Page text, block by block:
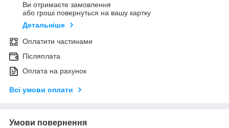
Ви отримаєте замовлення
або гроші повернуться на вашу картку
Детальніше
Оплатити частинами
Післяплата
Оплата на рахунок
Всі умови оплати
Умови повернення